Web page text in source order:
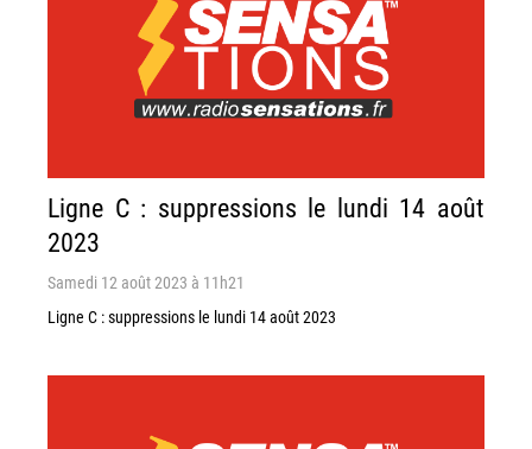
Ligne C : suppressions le lundi 14 août
2023
Samedi 12 août 2023 à 11h21
Ligne C : suppressions le lundi 14 août 2023